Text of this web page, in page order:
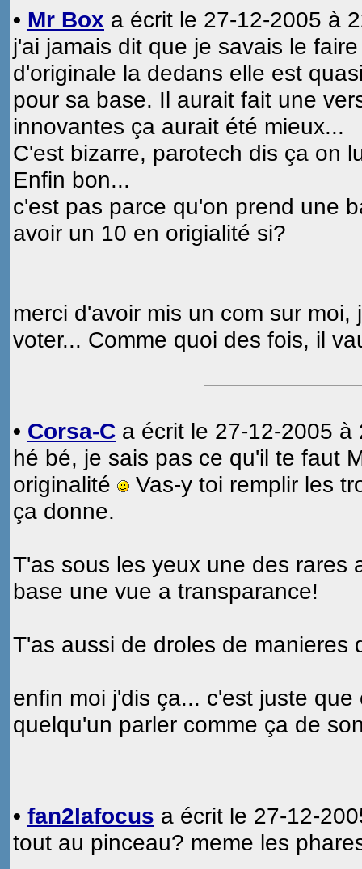
• Mr Box a écrit le 27-12-2005 à
j'ai jamais dit que je savais le
d'originale la dedans elle est
pour sa base. Il aurait fait une
innovantes ça aurait été mieux...
C'est bizarre, parotech dis ça on
Enfin bon...
c'est pas parce qu'on prend une
avoir un 10 en origialité si?
merci d'avoir mis un com sur
voter... Comme quoi des fois, il
• Corsa-C a écrit le 27-12-2005 à
hé bé, je sais pas ce qu'il te faut
originalité
Vas-y toi remplir les
ça donne.
T'as sous les yeux une des rares
base une vue a transparance!
T'as aussi de droles de manieres
enfin moi j'dis ça... c'est juste
quelqu'un parler comme ça de
• fan2lafocus a écrit le 27-12-
tout au pinceau? meme les